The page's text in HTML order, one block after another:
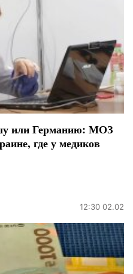
или Германию: МОЗ
где у медиков
12:30 02.02